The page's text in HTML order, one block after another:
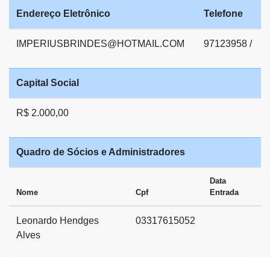
Endereço Eletrônico Telefone
IMPERIUSBRINDES@HOTMAIL.COM 97123958 /
Capital Social
R$ 2.000,00
Quadro de Sócios e Administradores
Nome Cpf
Data
Entrada
Leonardo Hendges
Alves
03317615052